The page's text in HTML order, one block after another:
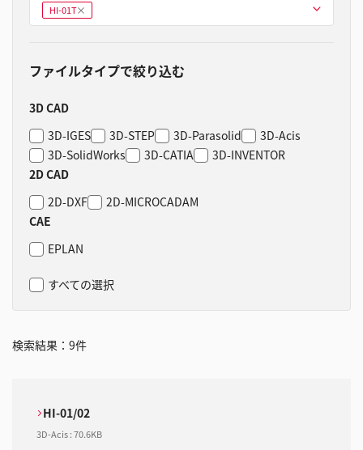
型式を選ぶ
HI-01T削
除
ファイルタイプで絞り込む
3D CAD
3D-IGES
3D-STEP 3D-Parasolid
3D-Acis
3D-SolidWorks
3D-CATIA
3D-INVENTOR
2D CAD
2D-DXF
2D-MICROCADAM
CAE
EPLAN
すべての選択
検索結果： 9件
HI-01/02
3D-Acis:70.6KB